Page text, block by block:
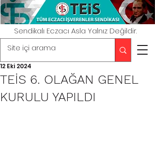
Sendikalı Eczacı Asla Yalnız Değildir.
TEİS 6. OLAĞAN GENEL
KURULU YAPILDI
12 Eki 2024